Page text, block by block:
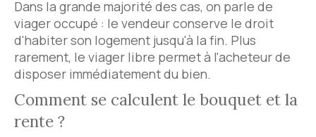
Dans la grande majorité des cas, on parle de
viager occupé : le vendeur conserve le droit
d'habiter son logement jusqu'à la fin. Plus
rarement, le viager libre permet à l'acheteur de
disposer immédiatement du bien.
Comment se calculent le bouquet et la
rente ?